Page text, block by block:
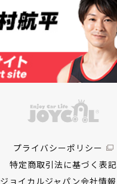
プライバシーポリシー
特定商取引法に基づく表記
ジョイカルジャパン会社情報